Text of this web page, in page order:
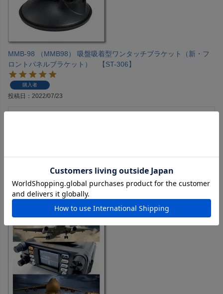
MMB-98 （MMB98） 吸盤吸着型ワンタッチブラケット（新・フ
ロントパネルブラケット） 【ST-306】
購入者
投稿日 2022/07/23
今のところ満足しています。